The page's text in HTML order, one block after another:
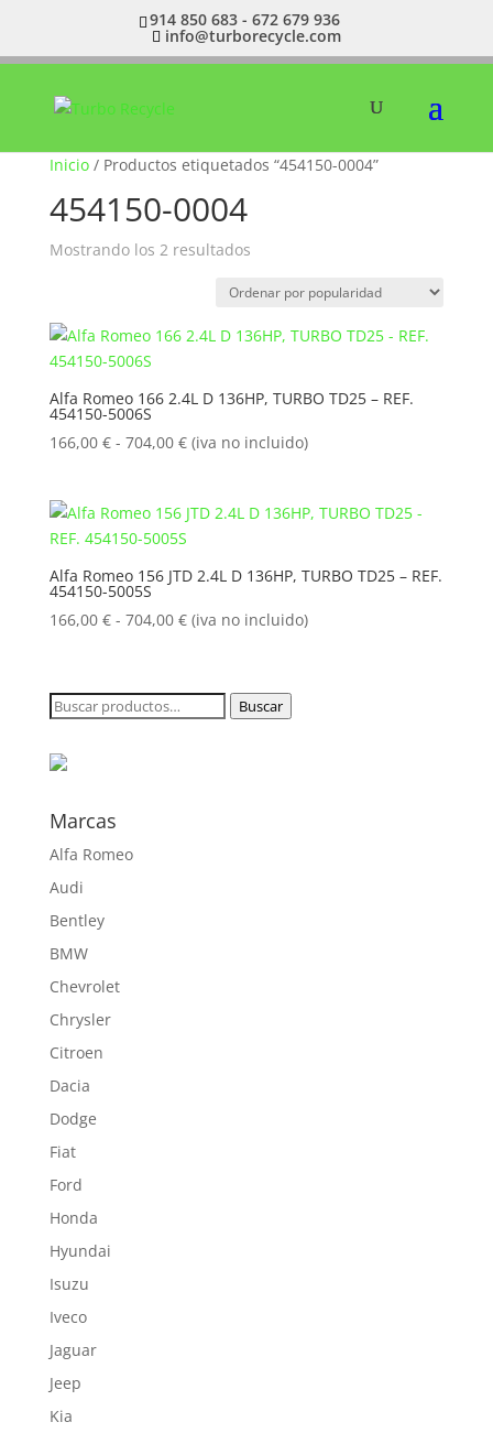
914 850 683 - 672 679 936
info@turborecycle.com
Inicio/ Productos etiquetados “454150-0004”
454150-0004
Mostrando los 2 resultadosOrdenado
popularidad
Alfa Romeo 166 2.4L D 136HP, TURBO TD25 – REF.
454150-5006S
166,00 € - 704,00 €Rango
desde
166,00 €
hasta
(iva no incluido)
Alfa Romeo 156 JTD 2.4L D 136HP, TURBO TD25 – REF.
454150-5005S
166,00 € - 704,00 €Rango
desde
166,00 €
(iva no incluido)
Buscar
Buscar
Marcas
Alfa Romeo
Audi
Bentley
BMW
Chevrolet
Chrysler
Citroen
Dacia
Dodge
Fiat
Ford
Honda
Hyundai
Isuzu
Iveco
Jaguar
Jeep
Kia